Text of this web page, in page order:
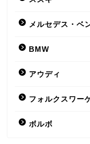
メルセデス・ベ
BMW
アウディ
フォルクスワー
ボルボ